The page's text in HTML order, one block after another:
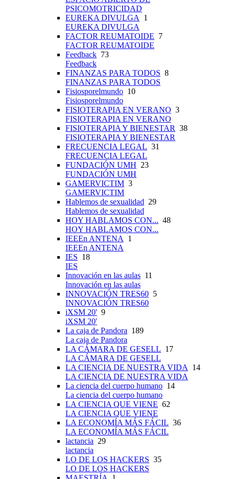
PSICOMOTRICIDAD
EUREKA DIVULGA 1
EUREKA DIVULGA
FACTOR REUMATOIDE 7
FACTOR REUMATOIDE
Feedback 73
Feedback
FINANZAS PARA TODOS 8
FINANZAS PARA TODOS
Fisiosporelmundo 10
Fisiosporelmundo
FISIOTERAPIA EN VERANO 3
FISIOTERAPIA EN VERANO
FISIOTERAPIA Y BIENESTAR 38
FISIOTERAPIA Y BIENESTAR
FRECUENCIA LEGAL 31
FRECUENCIA LEGAL
FUNDACIÓN UMH 23
FUNDACIÓN UMH
GAMERVICTIM 3
GAMERVICTIM
Hablemos de sexualidad 29
Hablemos de sexualidad
HOY HABLAMOS CON... 48
HOY HABLAMOS CON...
IEEEn ANTENA 1
IEEEn ANTENA
IES 18
IES
Innovación en las aulas 11
Innovación en las aulas
INNOVACIÓN TRES60 5
INNOVACIÓN TRES60
iXSM 20' 9
iXSM 20'
La caja de Pandora 189
La caja de Pandora
LA CÁMARA DE GESELL 17
LA CÁMARA DE GESELL
LA CIENCIA DE NUESTRA VIDA 14
LA CIENCIA DE NUESTRA VIDA
La ciencia del cuerpo humano 14
La ciencia del cuerpo humano
LA CIENCIA QUE VIENE 62
LA CIENCIA QUE VIENE
LA ECONOMÍA MÁS FÁCIL 36
LA ECONOMÍA MÁS FÁCIL
lactancia 29
lactancia
LO DE LOS HACKERS 35
LO DE LOS HACKERS